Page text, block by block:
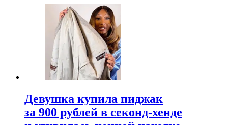
Девушка купила пиджак
за 900 рублей в секонд-хенде